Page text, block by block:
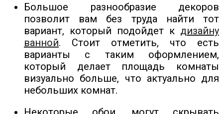
Большое разнообразие декоров
позволит вам без труда найти тот
вариант, который подойдет к дизайну
ванной. Стоит отметить, что есть
варианты с таким оформлением,
который делает площадь комнаты
визуально больше, что актуально для
небольших комнат.